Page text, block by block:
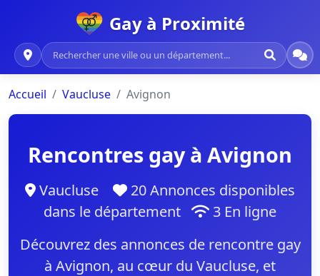
Gay à Proximité
Accueil Vaucluse Avignon
Rencontres gay à Avignon
Vaucluse
20 Annonces disponibles
dans le département
3 En ligne
Découvrez des annonces de rencontre gay
à Avignon, au cœur du Vaucluse, et